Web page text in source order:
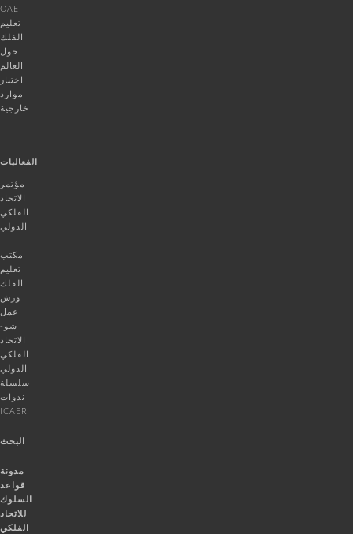
OAE
تعليم
الفلك
حول
العالم
اختيار
موارد
خارجية
الفعاليات
مؤتمر
الاتحاد
الفلكي
الدولي
–
مكتب
تعليم
الفلك
ورش
عمل
شو-
الاتحاد
الفلكي
الدولي
سلسلة
ندوات
ICAER
البحث
مدونة
قواعد
السلوك
للاتحاد
الفلكي